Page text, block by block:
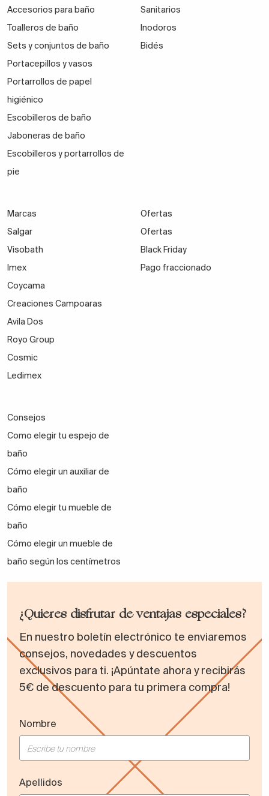
Accesorios para baño
Toalleros de baño
Sets y conjuntos de baño
Portacepillos y vasos
Portarrollos de papel
higiénico
Escobilleros de baño
Jaboneras de baño
Escobilleros y portarrollos de
pie
Sanitarios
Inodoros
Bidés
Marcas
Salgar
Visobath
Imex
Coycama
Creaciones Campoaras
Avila Dos
Royo Group
Cosmic
Ledimex
Ofertas
Ofertas
Black Friday
Pago fraccionado
Consejos
Como elegir tu espejo de
baño
Cómo elegir un auxiliar de
baño
Cómo elegir tu mueble de
baño
Cómo elegir un mueble de
baño según los centímetros
¿Quieres disfrutar de ventajas especiales?
En nuestro boletín electrónico te enviaremos
consejos, novedades y descuentos
exclusivos para ti. ¡Apúntate ahora y recibirás
5€ de descuento para tu primera compra!
Nombre
Apellidos